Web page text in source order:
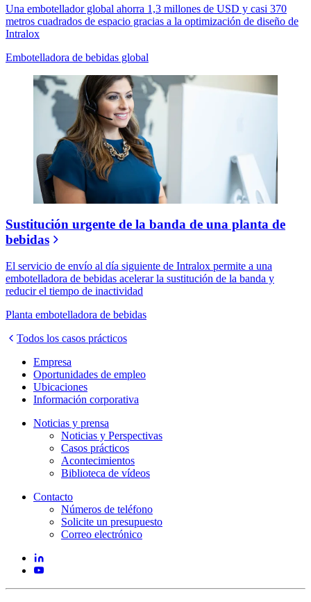
Una embotellador global ahorra 1,3 millones de USD y casi 370
metros cuadrados de espacio gracias a la optimización de diseño de
Intralox
Embotelladora de bebidas global
Sustitución urgente de la banda de una planta de
bebidas
El servicio de envío al día siguiente de Intralox permite a una
embotelladora de bebidas acelerar la sustitución de la banda y
reducir el tiempo de inactividad
Planta embotelladora de bebidas
Todos los casos prácticos
Empresa
Oportunidades de empleo
Ubicaciones
Información corporativa
Noticias y prensa
Noticias y Perspectivas
Casos prácticos
Acontecimientos
Biblioteca de vídeos
Contacto
Números de teléfono
Solicite un presupuesto
Correo electrónico